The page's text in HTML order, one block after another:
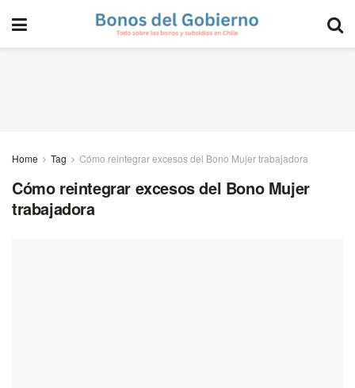
Home Tag Cómo reintegrar excesos del Bono Mujer trabajadora
Cómo reintegrar excesos del Bono Mujer
trabajadora